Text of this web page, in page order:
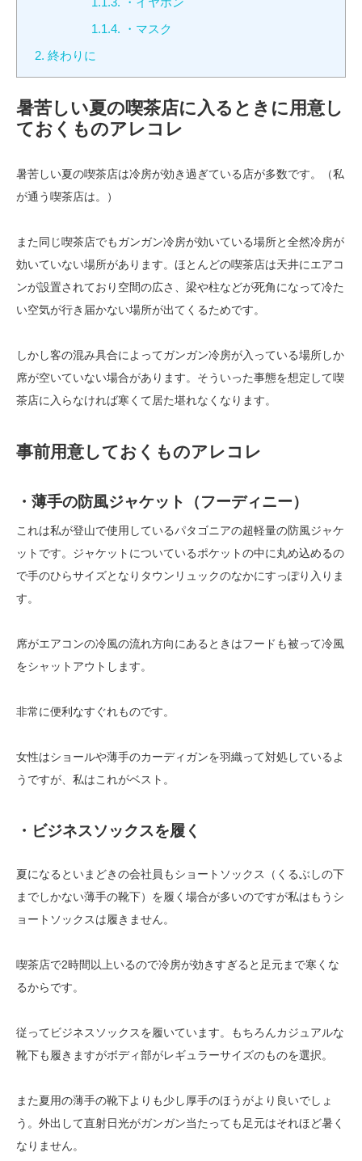
1.1.4. ・マスク
2. 終わりに
暑苦しい夏の喫茶店に入るときに用意し
ておくものアレコレ
暑苦しい夏の喫茶店は冷房が効き過ぎている店が多数です。（私
が通う喫茶店は。）
また同じ喫茶店でもガンガン冷房が効いている場所と全然冷房が
効いていない場所があります。ほとんどの喫茶店は天井にエアコ
ンが設置されており空間の広さ、梁や柱などが死角になって冷た
い空気が行き届かない場所が出てくるためです。
しかし客の混み具合によってガンガン冷房が入っている場所しか
席が空いていない場合があります。そういった事態を想定して喫
茶店に入らなければ寒くて居た堪れなくなります。
事前用意しておくものアレコレ
・薄手の防風ジャケット（フーディニー）
これは私が登山で使用しているパタゴニアの超軽量の防風ジャケ
ットです。ジャケットについているポケットの中に丸め込めるの
で手のひらサイズとなりタウンリュックのなかにすっぽり入りま
す。
席がエアコンの冷風の流れ方向にあるときはフードも被って冷風
をシャットアウトします。
非常に便利なすぐれものです。
女性はショールや薄手のカーディガンを羽織って対処しているよ
うですが、私はこれがベスト。
・ビジネスソックスを履く
夏になるといまどきの会社員もショートソックス（くるぶしの下
までしかない薄手の靴下）を履く場合が多いのですが私はもうシ
ョートソックスは履きません。
喫茶店で2時間以上いるので冷房が効きすぎると足元まで寒くな
るからです。
従ってビジネスソックスを履いています。もちろんカジュアルな
靴下も履きますがボディ部がレギュラーサイズのものを選択。
また夏用の薄手の靴下よりも少し厚手のほうがより良いでしょ
う。外出して直射日光がガンガン当たっても足元はそれほど暑く
なりません。